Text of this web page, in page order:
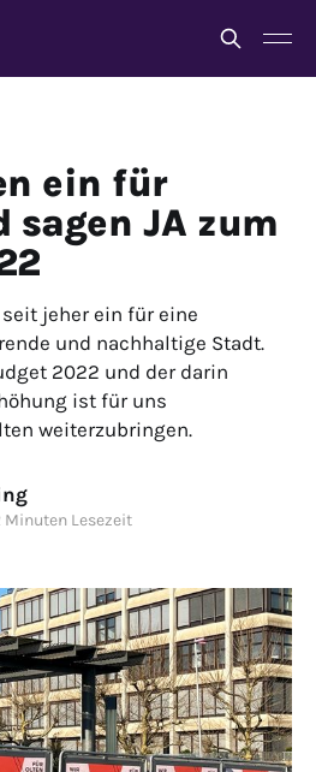
ein für
sagen JA zum
jeher ein für eine
und nachhaltige Stadt.
2022 und der darin
ist für uns
weiterzubringen.
Minuten Lesezeit